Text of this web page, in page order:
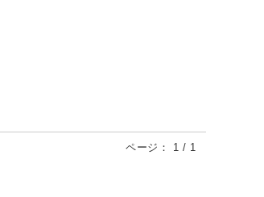
ページ： 1 / 1